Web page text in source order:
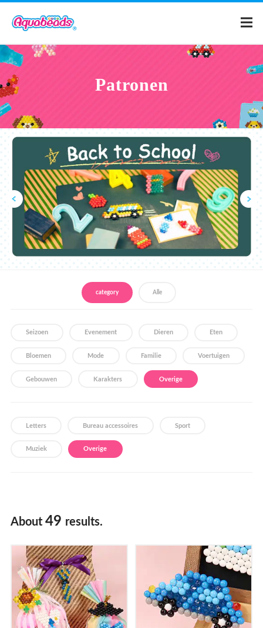
Wat is Aquabeads?
Video's
Voor ouders
Patronen
category Alle
Seizoen Evenement Dieren Eten
Bloemen Mode Familie Voertuigen
Gebouwen Karakters Overige
Letters Bureau accessoires Sport
Muziek Overige
About 49 results.